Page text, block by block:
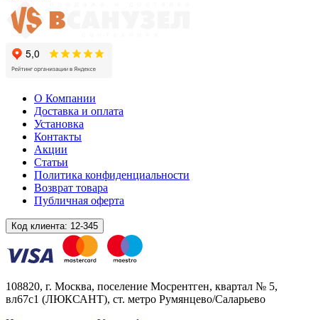
О Компании
Доставка и оплата
Установка
Контакты
Акции
Статьи
Политика конфиденциальности
Возврат товара
Публичная оферта
Код клиента: 12-345
108820, г. Москва, поселение Мосрентген, квартал № 5,
вл67с1 (ЛЮКСАНТ), ст. метро Румянцево/Саларьево